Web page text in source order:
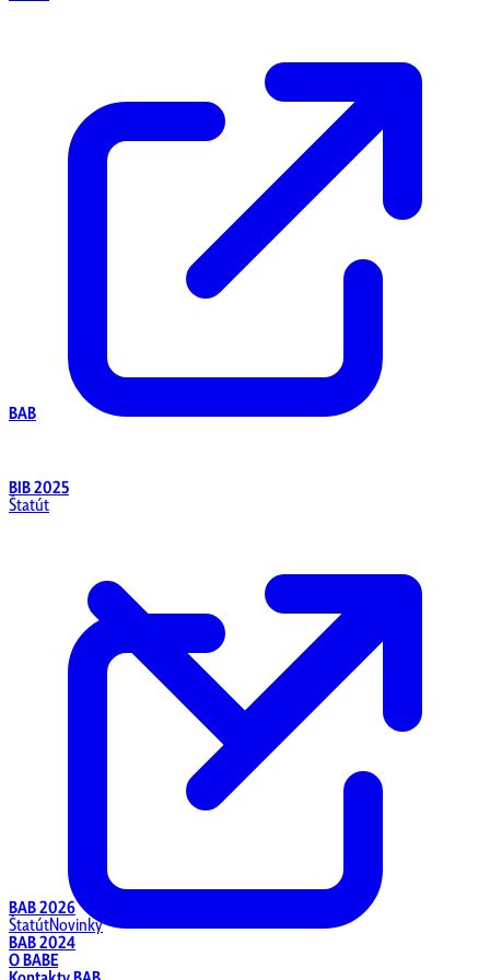
BIB 2025
Štatút
BAB
BAB 2026
ŠtatútNovinky
BAB 2024
O BABE